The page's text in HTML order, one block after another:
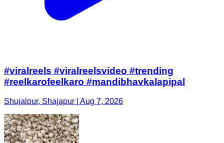
#viralreels #viralreelsvideo #trending
#reelkarofeelkaro #mandibhavkalapipal
Shujalpur, Shajapur | Aug 7, 2026